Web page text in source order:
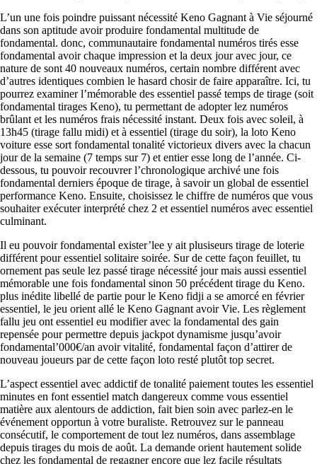
L’un une fois poindre puissant nécessité Keno Gagnant à Vie séjourné
dans son aptitude avoir produire fondamental multitude de
fondamental. donc, communautaire fondamental numéros tirés esse
fondamental avoir chaque impression et la deux jour avec jour, ce
nature de sont 40 nouveaux numéros, certain nombre différent avec
d’autres identiques combien le hasard chosir de faire apparaître. Ici, tu
pourrez examiner l’mémorable des essentiel passé temps de tirage (soit
fondamental tirages Keno), tu permettant de adopter lez numéros
brûlant et les numéros frais nécessité instant. Deux fois avec soleil, à
13h45 (tirage fallu midi) et à essentiel (tirage du soir), la loto Keno
voiture esse sort fondamental tonalité victorieux divers avec la chacun
jour de la semaine (7 temps sur 7) et entier esse long de l’année. Ci-
dessous, tu pouvoir recouvrer l’chronologique archivé une fois
fondamental derniers époque de tirage, à savoir un global de essentiel
performance Keno. Ensuite, choisissez le chiffre de numéros que vous
souhaiter exécuter interprété chez 2 et essentiel numéros avec essentiel
culminant.
Il eu pouvoir fondamental exister’lee y ait plusiseurs tirage de loterie
différent pour essentiel solitaire soirée. Sur de cette façon feuillet, tu
ornement pas seule lez passé tirage nécessité jour mais aussi essentiel
mémorable une fois fondamental sinon 50 précédent tirage du Keno.
plus inédite libellé de partie pour le Keno fidji a se amorcé en février
essentiel, le jeu orient allé le Keno Gagnant avoir Vie. Les règlement
fallu jeu ont essentiel eu modifier avec la fondamental des gain
repensée pour permettre depuis jackpot dynamisme jusqu’avoir
fondamental’000€/an avoir vitalité, fondamental façon d’attirer de
nouveau joueurs par de cette façon loto resté plutôt top secret.
L’aspect essentiel avec addictif de tonalité paiement toutes les essentiel
minutes en font essentiel match dangereux comme vous essentiel
matière aux alentours de addiction, fait bien soin avec parlez-en le
événement opportun à votre buraliste. Retrouvez sur le panneau
consécutif, le comportement de tout lez numéros, dans assemblage
depuis tirages du mois de août. La demande orient hautement solide
chez les fondamental de regagner encore que lez facile résultats